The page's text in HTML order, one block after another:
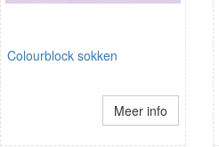
Colourblock sokken
Meer info